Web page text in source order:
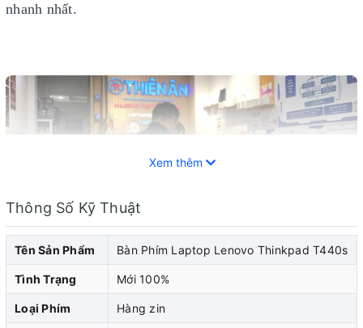
nhanh nhất.
Xem thêm
Thông Số Kỹ Thuật
Tên Sản Phẩm Bàn Phím Laptop Lenovo Thinkpad T440s
Tình Trạng Mới 100%
Loại Phím Hàng zin